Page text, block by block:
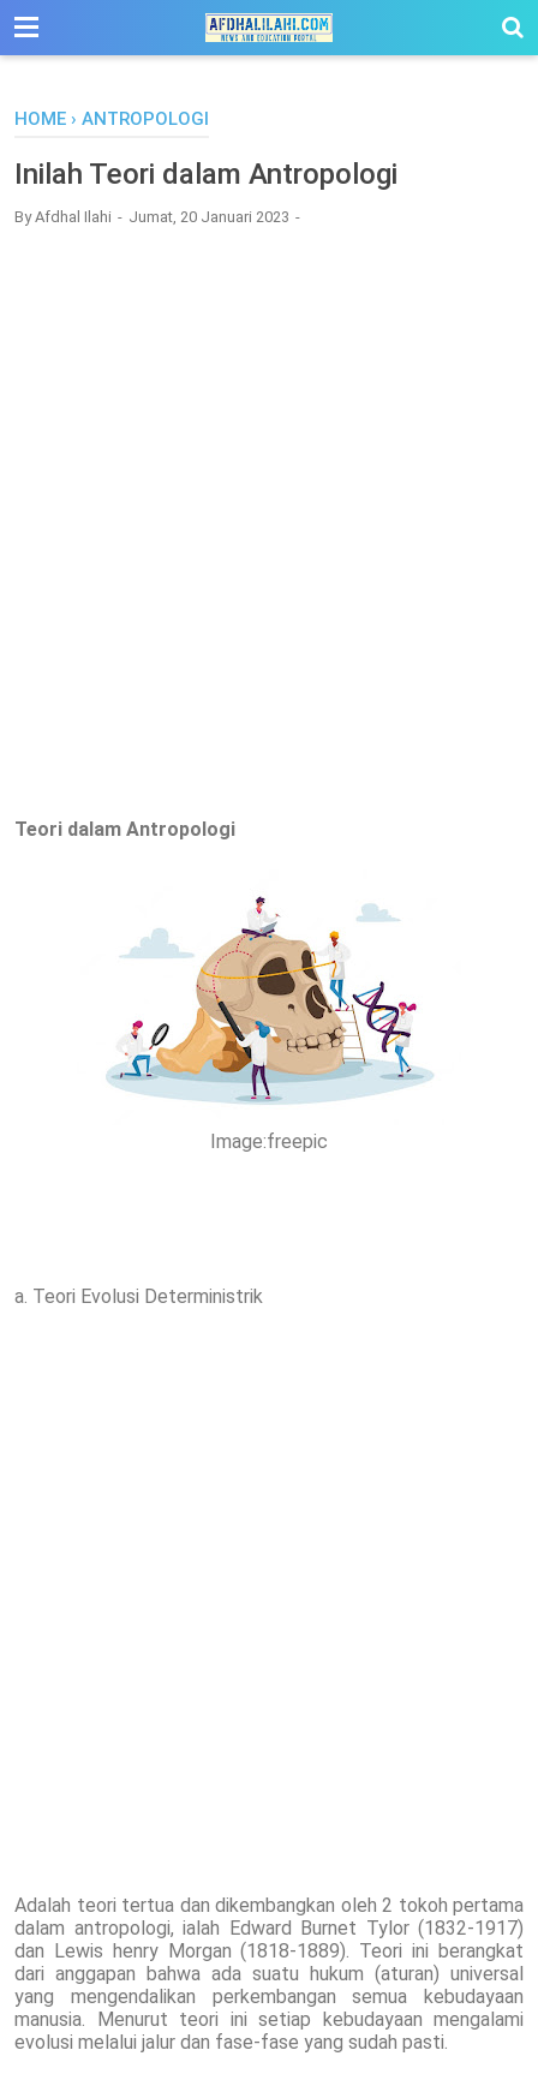
-->
HOME › ANTROPOLOGI
Inilah Teori dalam Antropologi
ByAfdhal Ilahi Jumat, 20 Januari 2023
Teori dalam Antropologi
Image:freepic
a. Teori Evolusi Deterministrik
Adalah teori tertua dan dikembangkan oleh 2 tokoh pertama
dalam antropologi, ialah Edward Burnet Tylor (1832-1917)
dan Lewis henry Morgan (1818-1889). Teori ini berangkat
dari anggapan bahwa ada suatu hukum (aturan) universal
yang mengendalikan perkembangan semua kebudayaan
manusia. Menurut teori ini setiap kebudayaan mengalami
evolusi melalui jalur dan fase-fase yang sudah pasti.